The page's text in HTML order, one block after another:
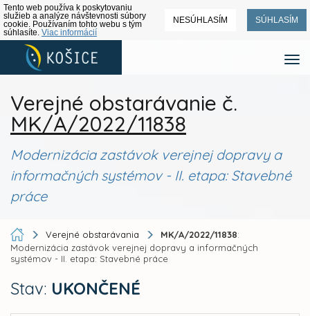
Tento web používa k poskytovaniu
služieb a analýze návštevnosti súbory
cookie. Používaním tohto webu s tým
súhlasíte. Viac informácií
NESÚHLASÍM SÚHLASÍM
Verejné obstarávanie č.
MK/A/2022/11838
Modernizácia zastávok verejnej dopravy a
informačných systémov - II. etapa: Stavebné
práce
Verejné obstarávania MK/A/2022/11838:
Modernizácia zastávok verejnej dopravy a informačných
systémov - II. etapa: Stavebné práce
Stav: UKONČENÉ